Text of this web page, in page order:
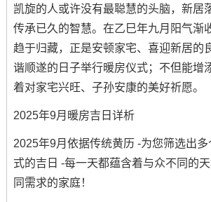
凯旋的人或许没有最聪慧的头脑，新居
传承已久的智慧。在乙巳年九月阳气渐
趋于归藏，正是安顿家宅、喜迎新居的
谐顺遂的日子举行暖房仪式；不但能增
着对家宅兴旺、子孙安康的美好祈愿。
2025年9月暖房吉日详析
2025年9月依据传统黄历 -为您筛选出
式的吉日 -每一天都蕴含着与众不同的
同需求的家庭！